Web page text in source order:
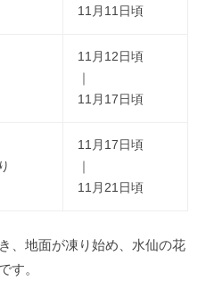
11月11日頃
11月12日頃
11月17日頃
11月17日頃
11月21日頃
、地面が凍り始め、水仙の花
す。